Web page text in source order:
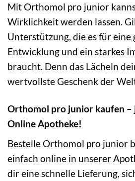
Mit Orthomol pro junior
Wirklichkeit werden lassen.
Unterstützung, die es für eine
Entwicklung und ein starkes
braucht. Denn das Lächeln
wertvollste Geschenk der
Orthomol pro junior kaufen –
Online Apotheke!
Bestelle Orthomol pro junior
einfach online in unserer
dir eine schnelle Lieferung,